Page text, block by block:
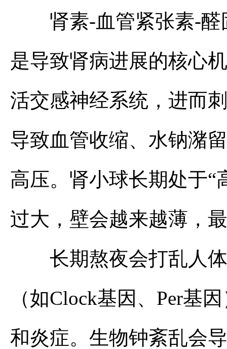
肾素-血管紧张素-醛
是导致肾病进展的核心
活交感神经系统，进而
导致血管收缩、水钠潴
高压。肾小球长期处于“
过大，壁会越来越薄，
长期熬夜会打乱人体
（如Clock基因、Per基
和炎症。生物钟紊乱会